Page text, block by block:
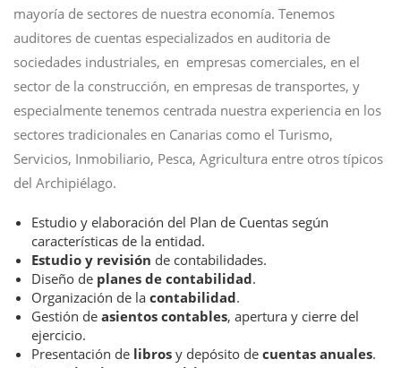
mayoría de sectores de nuestra economía. Tenemos
auditores de cuentas especializados en auditoria de
sociedades industriales, en empresas comerciales, en el
sector de la construcción, en empresas de transportes, y
especialmente tenemos centrada nuestra experiencia en los
sectores tradicionales en Canarias como el Turismo,
Servicios, Inmobiliario, Pesca, Agricultura entre otros típicos
del Archipiélago.
Estudio y elaboración del Plan de Cuentas según
características de la entidad.
Estudio y revisión de contabilidades.
Diseño de planes de contabilidad.
Organización de la contabilidad.
Gestión de asientos contables, apertura y cierre del
ejercicio.
Presentación de libros y depósito de cuentas anuales.